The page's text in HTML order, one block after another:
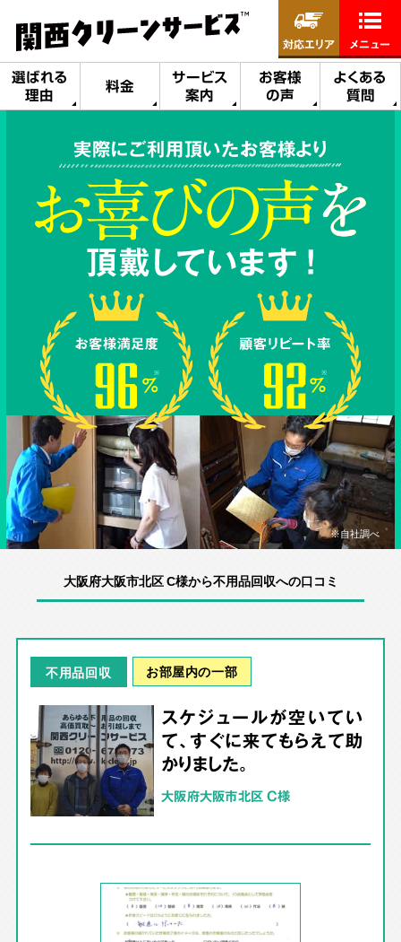
選ばれる
理由
料金
サービス
案内
お客様
の声
よくある
質問
対応エリア メニュー
実際にご利用頂いたお客様より
※自社調べ
大阪府大阪市北区 C様から不用品回収への口コミ
不用品回収 お部屋内の一部
スケジュールが空いてい
て、すぐに来てもらえて助
かりました。
大阪府大阪市北区 C様